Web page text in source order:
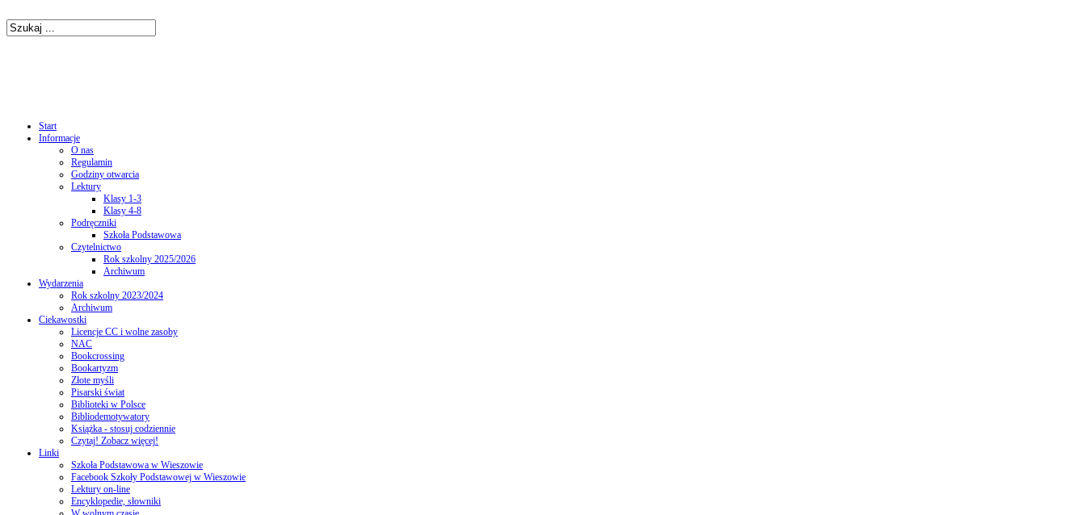
Start
Informacje
O nas
Regulamin
Godziny otwarcia
Lektury
Klasy 1-3
Klasy 4-8
Podręczniki
Szkoła Podstawowa
Czytelnictwo
Rok szkolny 2025/2026
Archiwum
Wydarzenia
Rok szkolny 2023/2024
Archiwum
Ciekawostki
Licencje CC i wolne zasoby
NAC
Bookcrossing
Bookartyzm
Złote myśli
Pisarski świat
Biblioteki w Polsce
Bibliodemotywatory
Książka - stosuj codziennie
Czytaj! Zobacz więcej!
Linki
Szkoła Podstawowa w Wieszowie
Facebook Szkoły Podstawowej w Wieszowie
Lektury on-line
Encyklopedie, słowniki